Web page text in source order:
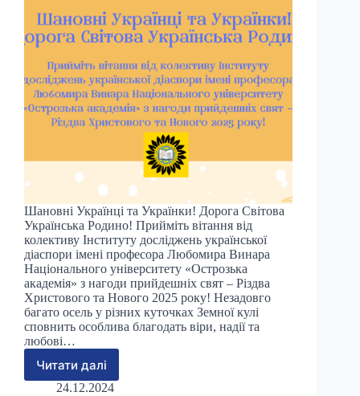
діяльності
УВУ
в
Німеччині)
Шановні Українці та Українки! Дорога Світова
Українська Родино! Прийміть вітання від
колективу Інституту досліджень української
діаспори імені професора Любомира Винара
Національного університету «Острозька
академія» з нагоди прийдешніх свят – Різдва
Христового та Нового 2025 року! Незадовго
багато осель у різних куточках Земної кулі
сповнить особлива благодать віри, надії та
любові…
Читати далі
Різдвяні
привітання
24.12.2024